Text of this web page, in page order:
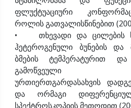
ფლუქტუაციური
როლის გათვალისწინებით
• თხევადი და ცილების
ჰეტეროგენული ბუნების და
ბმების ტემპერატურით
გამოწვეული
ურთიერთგარდასახვის
და ორმაგი
სპექტროსკოპიის მეთოდით